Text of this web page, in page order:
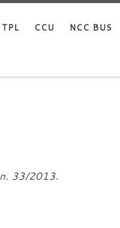
TPL CCU NCC BUS
33/2013.